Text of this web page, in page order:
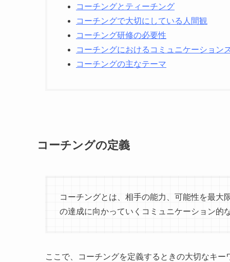
コーチングとティーチング
コーチングで大切にしている人間観
コーチング研修の必要性
コーチングにおけるコミュニケーション
コーチングの主なテーマ
コーチングの定義
コーチングとは、相手の能力、可能性を最大
の達成に向かっていくコミュニケーション的
ここで、コーチングを定義するときの大切なキ